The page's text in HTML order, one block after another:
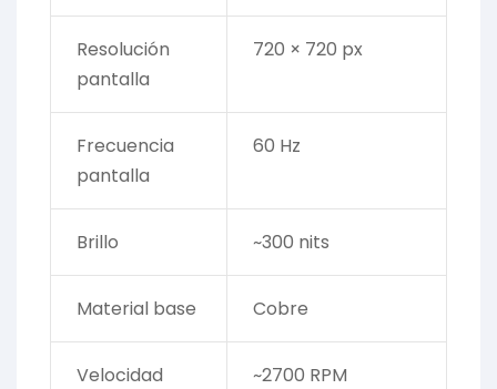
Resolución
pantalla
720 × 720 px
Frecuencia
pantalla
60 Hz
Brillo ~300 nits
Material base Cobre
Velocidad
~2700 RPM